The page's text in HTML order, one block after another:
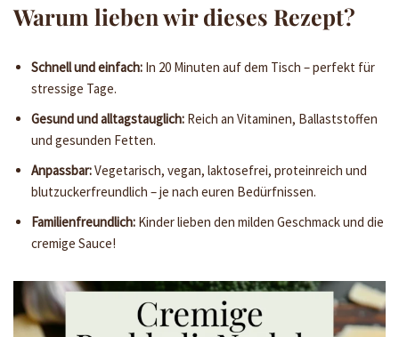
Warum lieben wir dieses Rezept?
Schnell und einfach: In 20 Minuten auf dem Tisch – perfekt für
stressige Tage.
Gesund und alltagstauglich: Reich an Vitaminen, Ballaststoffen
und gesunden Fetten.
Anpassbar:Vegetarisch, vegan, laktosefrei, proteinreich und
blutzuckerfreundlich – je nach euren Bedürfnissen.
Familienfreundlich: Kinder lieben den milden Geschmack und die
cremige Sauce!